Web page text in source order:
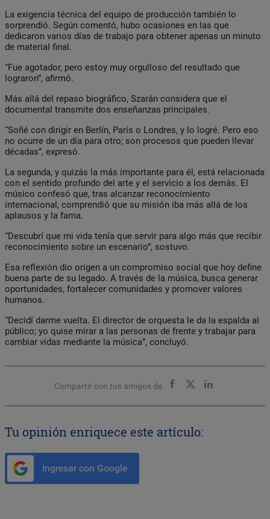
La exigencia técnica del equipo de producción también lo
sorprendió. Según comentó, hubo ocasiones en las que
dedicaron varios días de trabajo para obtener apenas un minuto
de material final.
“Fue agotador, pero estoy muy orgulloso del resultado que
lograron”, afirmó.
Más allá del repaso biográfico, Szarán considera que el
documental transmite dos enseñanzas principales.
“Soñé con dirigir en Berlín, París o Londres, y lo logré. Pero eso
no ocurre de un día para otro; son procesos que pueden llevar
décadas”, expresó.
La segunda, y quizás la más importante para él, está relacionada
con el sentido profundo del arte y el servicio a los demás. El
músico confesó que, tras alcanzar reconocimiento
internacional, comprendió que su misión iba más allá de los
aplausos y la fama.
“Descubrí que mi vida tenía que servir para algo más que recibir
reconocimiento sobre un escenario”, sostuvo.
Esa reflexión dio origen a un compromiso social que hoy define
buena parte de su legado. A través de la música, busca generar
oportunidades, fortalecer comunidades y promover valores
humanos.
“Decidí darme vuelta. El director de orquesta le da la espalda al
público; yo quise mirar a las personas de frente y trabajar para
cambiar vidas mediante la música”, concluyó.
Compartir con tus amigos de
Tu opinión enriquece este artículo:
Ingresar con Google